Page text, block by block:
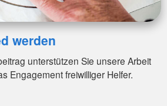
werden
unterstützen Sie unsere Arbeit
Engagement freiwilliger Helfer.